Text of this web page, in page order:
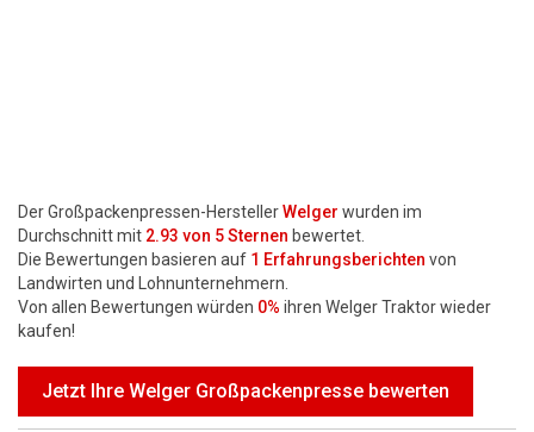
Der Großpackenpressen-HerstellerWelger wurden im
Durchschnitt mit 2.93 von 5 Sternen bewertet.
Die Bewertungen basieren auf 1 Erfahrungsberichten von
Landwirten und Lohnunternehmern.
Von allen Bewertungen würden 0% ihren Welger Traktor wieder
kaufen!
Jetzt Ihre Welger Großpackenpresse bewerten